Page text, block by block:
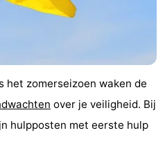
het zomerseizoen waken de
over je veiligheid. Bij
hulpposten met eerste hulp